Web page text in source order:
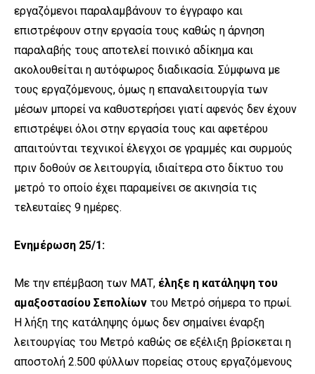
εργαζόμενοι παραλαμβάνουν το έγγραφο και
επιστρέφουν στην εργασία τους καθώς η άρνηση
παραλαβής τους αποτελεί ποινικό αδίκημα και
ακολουθείται η αυτόφωρος διαδικασία. Σύμφωνα με
τους εργαζόμενους, όμως η επαναλειτουργία των
μέσων μπορεί να καθυστερήσει γιατί αφενός δεν έχουν
επιστρέψει όλοι στην εργασία τους και αφετέρου
απαιτούνται τεχνικοί έλεγχοι σε γραμμές και συρμούς
πριν δοθούν σε λειτουργία, ιδιαίτερα στο δίκτυο του
μετρό το οποίο έχει παραμείνει σε ακινησία τις
τελευταίες 9 ημέρες.
Ενημέρωση 25/1:
Με την επέμβαση των ΜΑΤ, έληξε η κατάληψη του
αμαξοστασίου Σεπολίων του Μετρό σήμερα το πρωί.
Η λήξη της κατάληψης όμως δεν σημαίνει έναρξη
λειτουργίας του Μετρό καθώς σε εξέλιξη βρίσκεται η
αποστολή 2.500 φύλλων πορείας στους εργαζόμενους